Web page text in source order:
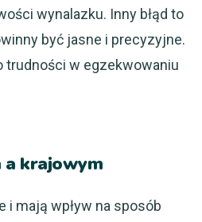
wynalazku. Inny błąd to
być jasne i precyzyjne.
trudności w egzekwowaniu
a krajowym
mają wpływ na sposób